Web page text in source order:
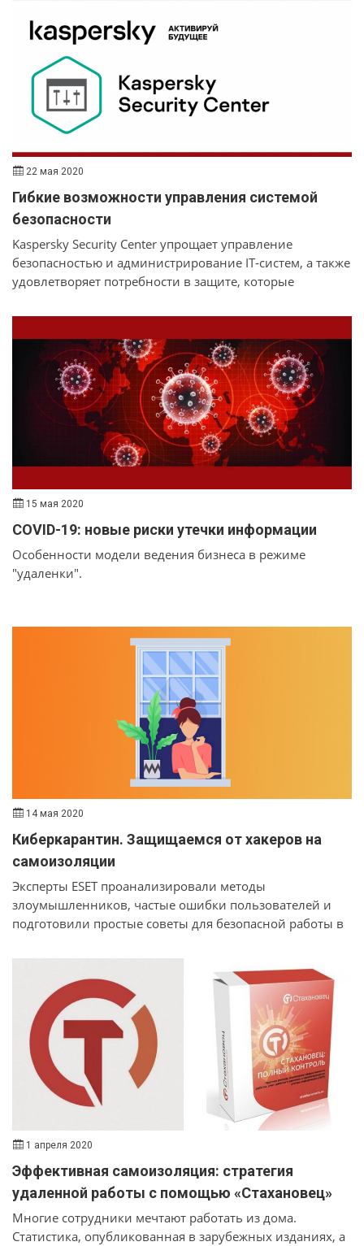
продукт предоставляет пользователям ряд новых
возможностей за счёт реализации новых и
оптимизации привычных функций.
22 мая 2020
Гибкие возможности управления системой
безопасности
Kaspersky Security Center упрощает управление
безопасностью и администрирование IT-систем, а также
удовлетворяет потребности в защите, которые
универсальная консоль позволяет управлять всеми IT-
системами и безопасности, а также облегчает
разделение обязанностей между администраторами.
15 мая 2020
COVID-19: новые риски утечки информации
Особенности модели ведения бизнеса в режиме
"удаленки".
14 мая 2020
Киберкарантин. Защищаемся от хакеров на
самоизоляции
Эксперты ESET проанализировали методы
злоумышленников, частые ошибки пользователей и
подготовили простые советы для безопасной работы в
1 апреля 2020
Эффективная самоизоляция: стратегия
удаленной работы с помощью «Стахановец»
Многие сотрудники мечтают работать из дома.
Статистика, опубликованная в зарубежных изданиях, а